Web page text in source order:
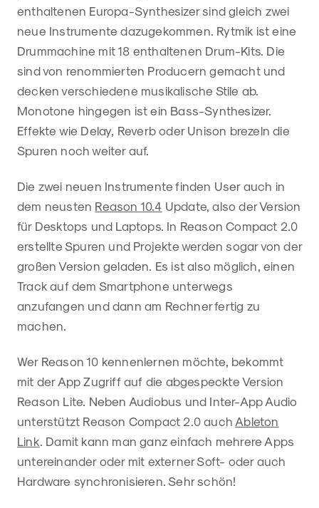
enthaltenen Europa-Synthesizer sind gleich zwei
neue Instrumente dazugekommen. Rytmik ist eine
Drummachine mit 18 enthaltenen Drum-Kits. Die
sind von renommierten Producern gemacht und
decken verschiedene musikalische Stile ab.
Monotone hingegen ist ein Bass-Synthesizer.
Effekte wie Delay, Reverb oder Unison brezeln die
Spuren noch weiter auf.
Die zwei neuen Instrumente finden User auch in
dem neusten Reason 10.4 Update, also der Version
für Desktops und Laptops. In Reason Compact 2.0
erstellte Spuren und Projekte werden sogar von der
großen Version geladen. Es ist also möglich, einen
Track auf dem Smartphone unterwegs
anzufangen und dann am Rechner fertig zu
machen.
Wer Reason 10 kennenlernen möchte, bekommt
mit der App Zugriff auf die abgespeckte Version
Reason Lite. Neben Audiobus und Inter-App Audio
unterstützt Reason Compact 2.0 auch Ableton
Link . Damit kann man ganz einfach mehrere Apps
untereinander oder mit externer Soft- oder auch
Hardware synchronisieren. Sehr schön!